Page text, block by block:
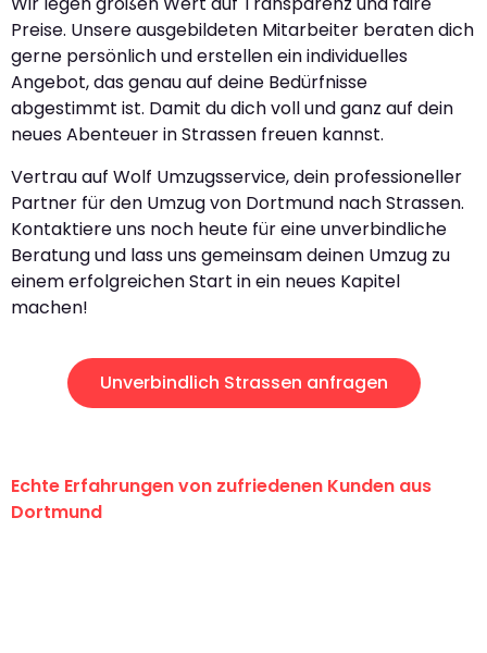
Preise. Unsere ausgebildeten Mitarbeiter beraten dich
gerne persönlich und erstellen ein individuelles
Angebot, das genau auf deine Bedürfnisse
abgestimmt ist. Damit du dich voll und ganz auf dein
neues Abenteuer in Strassen freuen kannst.
Vertrau auf Wolf Umzugsservice, dein professioneller
Partner für den Umzug von Dortmund nach Strassen.
Kontaktiere uns noch heute für eine unverbindliche
Beratung und lass uns gemeinsam deinen Umzug zu
einem erfolgreichen Start in ein neues Kapitel
machen!
Unverbindlich Strassen anfragen
Echte Erfahrungen von zufriedenen Kunden aus
Dortmund